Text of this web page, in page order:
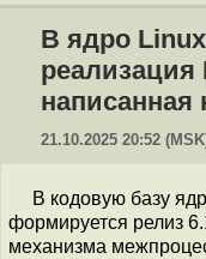
В ядро
реализация
написанная
21.10.2025 20:52
В кодовую базу
формируется релиз
механизма